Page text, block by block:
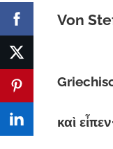
Von
καὶ